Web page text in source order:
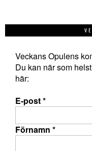
Veckans Opulens
Du kan när som
här:
E-post*
Förnamn *